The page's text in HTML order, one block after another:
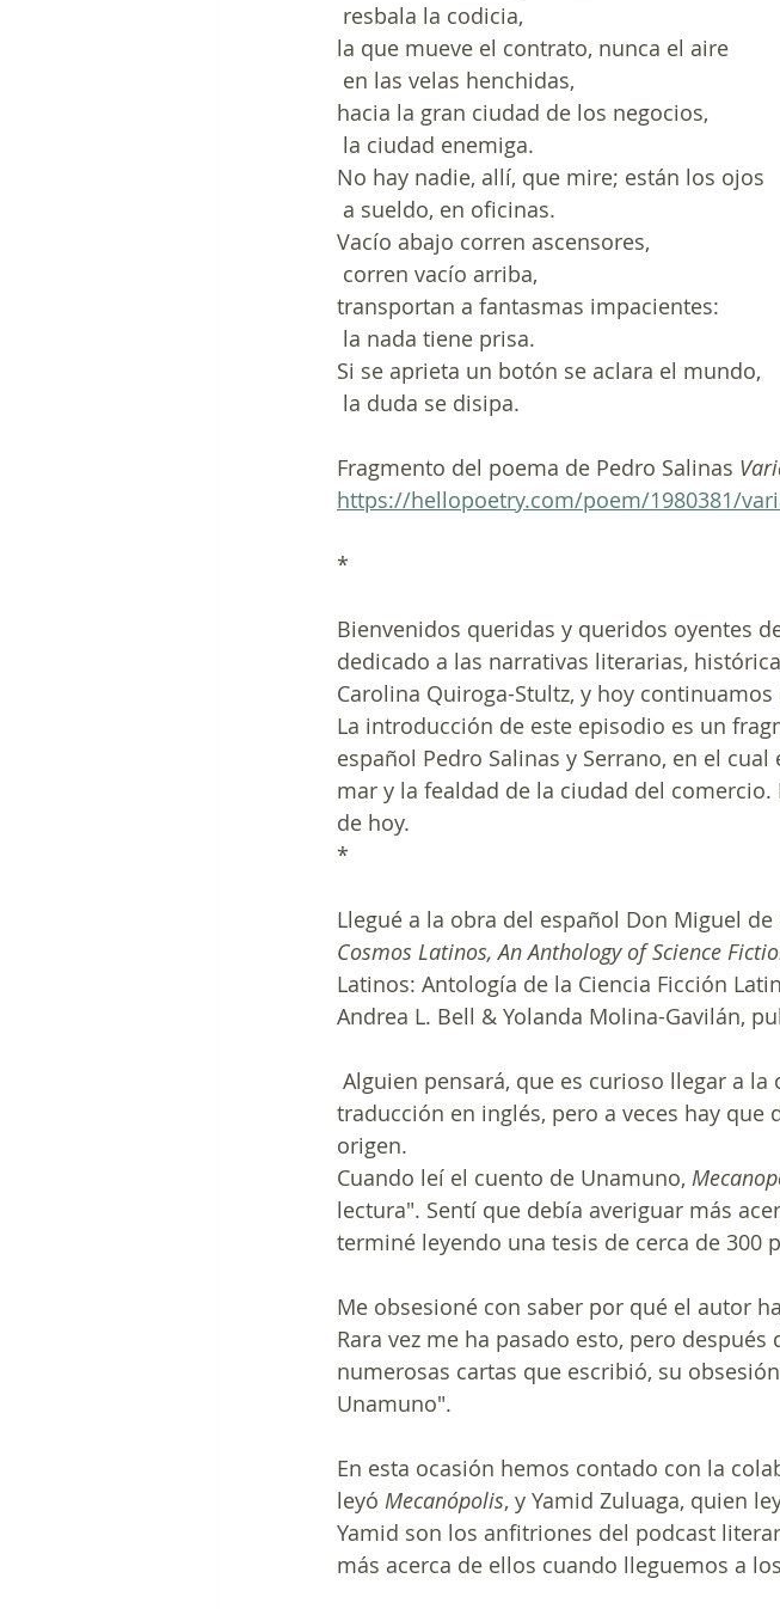
resbala la codicia,
la que mueve el contrato, nunca el aire
en las velas henchidas,
hacia la gran ciudad de los negocios,
la ciudad enemiga.
No hay nadie, allí, que mire; están los ojos
a sueldo, en oficinas.
Vacío abajo corren ascensores,
corren vacío arriba,
transportan a fantasmas impacientes:
la nada tiene prisa.
Si se aprieta un botón se aclara el mundo,
la duda se disipa.
Fragmento del poema de Pedro Salinas
https://hellopoetry.com/poem/1980381/
*
Bienvenidos queridas y queridos oyentes
dedicado a las narrativas literarias,
Carolina Quiroga-Stultz, y hoy
La introducción de este episodio es un
español Pedro Salinas y Serrano, en el
mar y la fealdad de la ciudad del
de hoy.
*
Llegué a la obra del español Don Miguel
Cosmos Latinos, An Anthology of Science
Latinos: Antología de la Ciencia Ficción
Andrea L. Bell & Yolanda Molina-Gavilán,
traducción en inglés, pero a veces hay
origen.
Cuando leí el cuento de Unamuno,
lectura". Sentí que debía averiguar más
terminé leyendo una tesis de cerca de 300
Me obsesioné con saber por qué el autor
Rara vez me ha pasado esto, pero
numerosas cartas que escribió, su
Unamuno".
En esta ocasión hemos contado con la
leyó Mecanópolis, y Yamid Zuluaga, quien
Yamid son los anfitriones del podcast
más acerca de ellos cuando lleguemos a